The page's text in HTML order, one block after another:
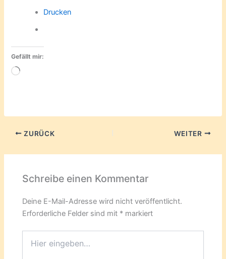
Drucken
Gefällt mir:
Wird
ZURÜCK WEITER
Schreibe einen Kommentar
Deine E-Mail-Adresse wird nicht veröffentlicht.
Erforderliche Felder sind mit * markiert
eingeben…